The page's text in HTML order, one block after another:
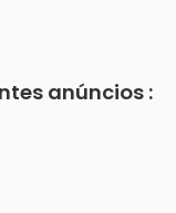
anúncios :